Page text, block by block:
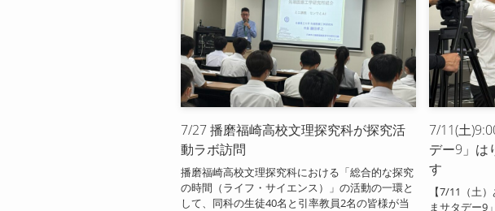
7/27 播磨福崎高校文理探究科が探究活
動ラボ訪問
播磨福崎高校文理探究科における「総合的な探究
の時間（ライフ・サイエンス）」の活動の一環と
して、同科の生徒40名と引率教員2名の皆様が当
7/11(土
デー9」は
す
【7/11（土
まサタデー9